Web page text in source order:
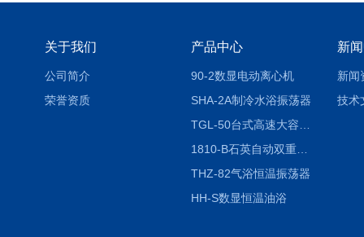
关于我们
公司简介
荣誉资质
产品中心
90-2数显电动离心机
SHA-2A制冷水浴振荡器
1810-B石英自动双重纯水蒸馏水器
THZ-82气浴恒温振荡器
HH-S数显恒温油浴
新
新闻
技术